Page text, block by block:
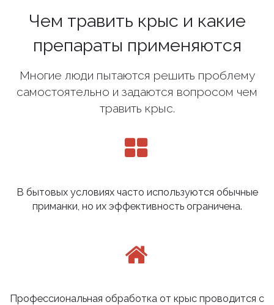
Чем травить крыс и какие
препараты применяются
Многие люди пытаются решить проблему
самостоятельно и задаются вопросом чем
травить крыс.
В бытовых условиях часто используются обычные
приманки, но их эффективность ограничена.
Профессиональная обработка от крыс проводится с